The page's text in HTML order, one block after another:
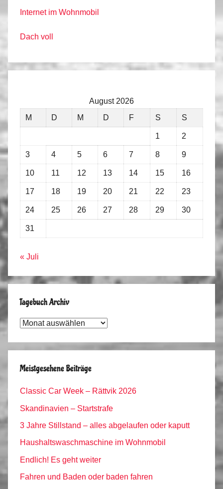
Internet im Wohnmobil
Dach voll
August 2026
M
D M D F S S
1 2
3 4 5 6 7 8 9
10 11 12 13 14 15 16
17 18 19 20 21 22 23
24 25 26 27 28 29 30
31
« Juli
Tagebuch Archiv
Tagebuch
Meistgesehene Beiträge
Classic Car Week – Rättvik 2026
Skandinavien – Startstrafe
3 Jahre Stillstand – alles abgelaufen oder kaputt
Haushaltswaschmaschine im Wohnmobil
Endlich! Es geht weiter
Fahren und Baden oder baden fahren